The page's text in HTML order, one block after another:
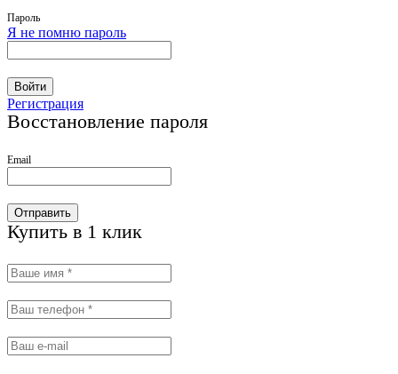
Пароль
Я не помню пароль
Войти
Регистрация
Восстановление пароля
Email
Отправить
Купить в 1 клик